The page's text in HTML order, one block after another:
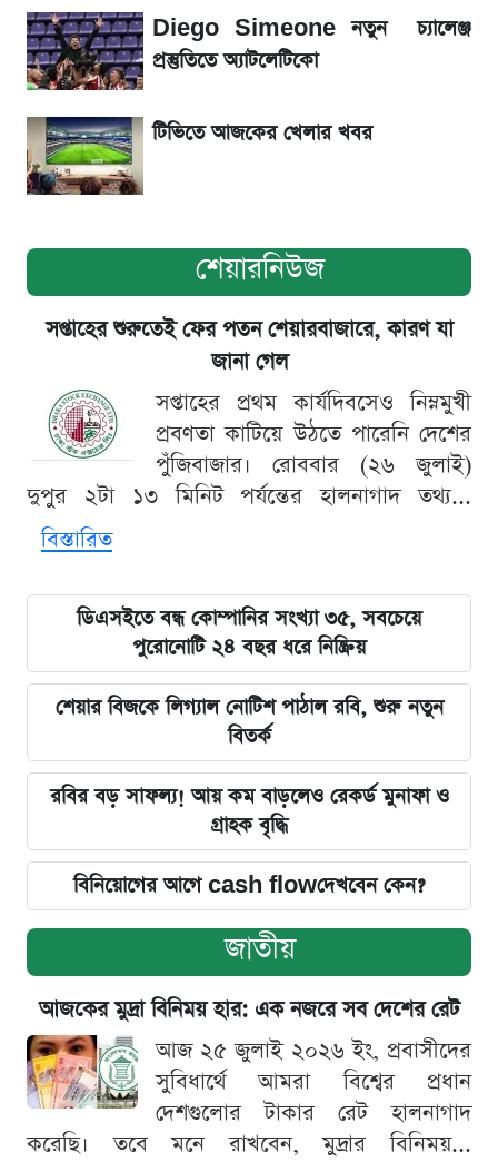
কাদের সিদ্দিকী
Diego Simeone নতুন চ্যালেঞ্জ
প্রস্তুতিতে অ্যাটলেটিকো
টিভিতে আজকের খেলার খবর
শেয়ারনিউজ
সপ্তাহের শুরুতেই ফের পতন শেয়ারবাজারে, কারণ যা
জানা গেল
সপ্তাহের প্রথম কার্যদিবসেও নিম্নমুখী
প্রবণতা কাটিয়ে উঠতে পারেনি দেশের
পুঁজিবাজার। রোববার (২৬ জুলাই)
দুপুর ২টা ১৩ মিনিট পর্যন্তের হালনাগাদ তথ্য...
বিস্তারিত
ডিএসইতে বন্ধ কোম্পানির সংখ্যা ৩৫, সবচেয়ে
পুরোনোটি ২৪ বছর ধরে নিষ্ক্রিয়
শেয়ার বিজকে লিগ্যাল নোটিশ পাঠাল রবি, শুরু নতুন
বিতর্ক
রবির বড় সাফল্য! আয় কম বাড়লেও রেকর্ড মুনাফা ও
গ্রাহক বৃদ্ধি
বিনিয়োগের আগে cash flowদেখবেন কেন?
জাতীয়
আজকের মুদ্রা বিনিময় হার: এক নজরে সব দেশের রেট
আজ ২৫ জুলাই ২০২৬ ইং, প্রবাসীদের
সুবিধার্থে আমরা বিশ্বের প্রধান
দেশগুলোর টাকার রেট হালনাগাদ
করেছি। তবে মনে রাখবেন, মুদ্রার বিনিময়...